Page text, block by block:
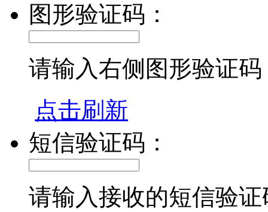
图形验证码：
请输入右侧图形验证码
点击刷新
短信验证码：
请输入接收的短信验证